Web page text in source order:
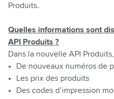
Produits.
Quelles informations sont
API Produits ?
Dans la nouvelle API
De nouveaux numéros de
Les prix des produits
Des codes d’impression